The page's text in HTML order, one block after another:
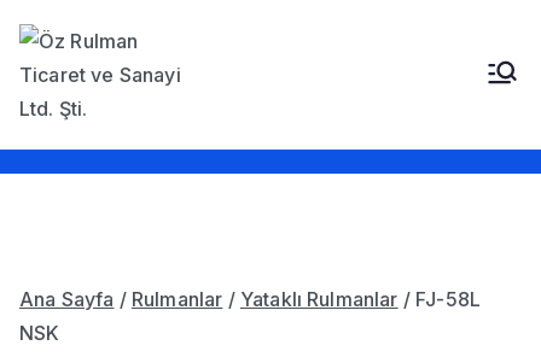
geç
Sızdırmazlık Elemanları,
Bantlar
Ana Sayfa / Rulmanlar / Yataklı Rulmanlar / FJ-58L
NSK